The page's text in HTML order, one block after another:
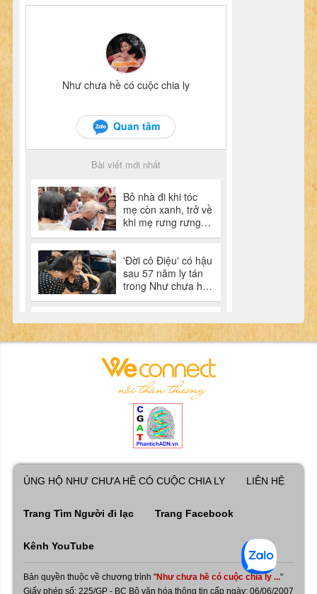
ỦNG HỘ NHƯ CHƯA HỀ CÓ CUỘC CHIA LY LIÊN HỆ
Trang Tìm Người đi lạc Trang Facebook
Kênh YouTube
Bản quyền thuộc về chương trình "Như chưa hề có cuộc chia ly ..."
Giấy phép số: 225/GP - BC Bộ văn hóa thông tin cấp ngày: 06/06/2007